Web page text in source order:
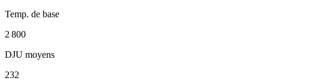
Temp. de base
2 800
DJU moyens
232